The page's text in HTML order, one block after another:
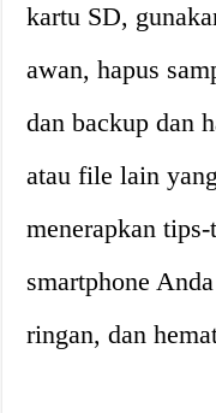
kartu SD,
awan, hapus
dan backup dan
atau file lain
menerapkan
smartphone
ringan, dan